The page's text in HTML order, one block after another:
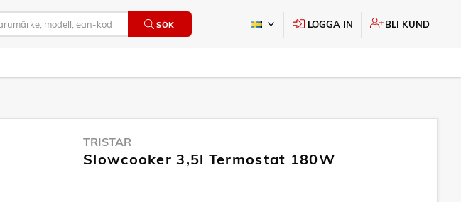
SÖK LOGGA IN BLI KUND
TRISTAR
Slowcooker 3,5l Termostat 180W